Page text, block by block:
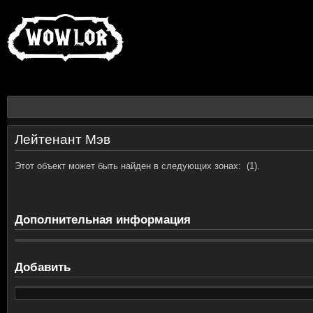
Лейтенант Мэв
Этот объект может быть найден в следующих зонах: (1).
Дополнительная информация
Добавить